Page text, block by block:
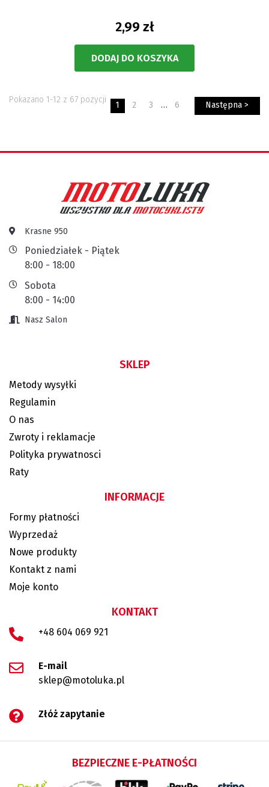
2,99 zł
DODAJ DO KOSZYKA
Pokazano 1-12 z 67 pozycji
1 2 3 … 6 Następna >
Krasne 950
Poniedziałek - Piątek
8:00 - 18:00
Sobota
8:00 - 14:00
Nasz Salon
SKLEP
Metody wysyłki
Regulamin
O nas
Zwroty i reklamacje
Polityka prywatnosci
Raty
INFORMACJE
Formy płatności
Wyprzedaż
Nowe produkty
Kontakt z nami
Moje konto
KONTAKT
+48 604 069 921
E-mail
sklep@motoluka.pl
Złóż zapytanie
BEZPIECZNE E-PŁATNOŚCI